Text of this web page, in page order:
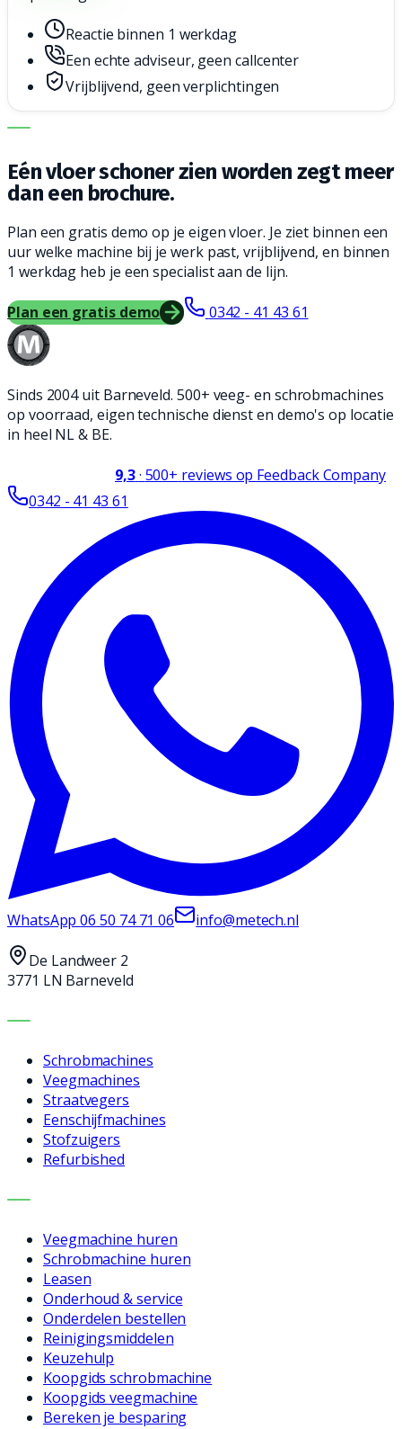
Reactie binnen 1 werkdag
Een echte adviseur, geen callcenter
Vrijblijvend, geen verplichtingen
DE JUISTE MACHINE. DE BESTE SERVICE.
Eén vloer schoner zien worden zegt meer
dan een brochure.
Plan een gratis demo op je eigen vloer. Je ziet binnen een
uur welke machine bij je werk past, vrijblijvend, en binnen
1 werkdag heb je een specialist aan de lijn.
Plan een gratis demo 0342 - 41 43 61
Sinds 2004 uit Barneveld. 500+ veeg- en schrobmachines
op voorraad, eigen technische dienst en demo's op locatie
in heel NL & BE.
9,3· 500+ reviews op Feedback Company
0342 - 41 43 61
WhatsApp06 50 74 71 06 info@metech.nl
De Landweer 2
3771 LN Barneveld
MACHINES
Schrobmachines
Veegmachines
Straatvegers
Eenschijfmachines
Stofzuigers
Refurbished
DIENSTEN
Veegmachine huren
Schrobmachine huren
Leasen
Onderhoud & service
Onderdelen bestellen
Reinigingsmiddelen
Keuzehulp
Koopgids schrobmachine
Koopgids veegmachine
Bereken je besparing